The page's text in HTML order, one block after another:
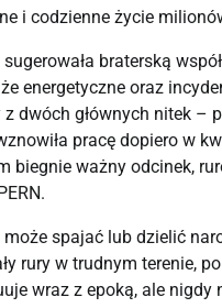
i codzienne życie
braterską
energetyczne oraz
dwóch głównych nitek –
pracę dopiero w
biegnie ważny odcinek,
spajać lub dzielić
rury w trudnym terenie,
wraz z epoką, ale nigdy